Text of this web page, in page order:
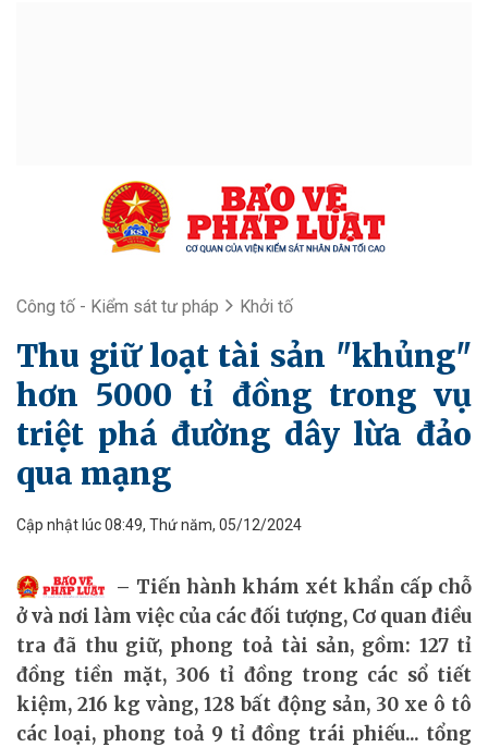
Công tố - Kiểm sát tư pháp Khởi tố
Thu giữ loạt tài sản "khủng"
hơn 5000 tỉ đồng trong vụ
triệt phá đường dây lừa đảo
qua mạng
Cập nhật lúc 08:49, Thứ năm, 05/12/2024
Tiến hành khám xét khẩn cấp chỗ
ở và nơi làm việc của các đối tượng, Cơ quan điều
tra đã thu giữ, phong toả tài sản, gồm: 127 tỉ
đồng tiền mặt, 306 tỉ đồng trong các sổ tiết
kiệm, 216 kg vàng, 128 bất động sản, 30 xe ô tô
các loại, phong toả 9 tỉ đồng trái phiếu... tổng